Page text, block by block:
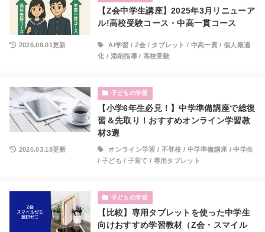
【Z会中学生講座】2025年3月リニューア
ル!高校受験コース・中高一貫コース
2026.08.01更新 AI学習 / Z会 / タブレット / 中高一貫 /個人最適
化 / 添削指導/ 高校受験
子どもの学習
【小学6年生必見！】中学準備講座で総復
習＆先取り！おすすめオンライン学習教
材3選
2026.03.18更新 オンライン学習 / 不登校 / 中学準備講座 /中学生
/ 子ども / 子育て / 専用タブレット
子どもの学習
【比較】専用タブレットを使った中学生
向けおすすめ学習教材（Z会・スマイル